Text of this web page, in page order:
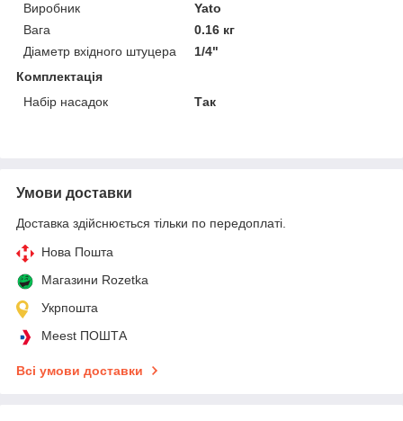
Виробник
Yato
Вага
0.16 кг
Діаметр вхідного штуцера
1/4"
Комплектація
Набір насадок
Так
Умови доставки
Доставка здійснюється тільки по передоплаті.
Нова Пошта
Магазини Rozetka
Укрпошта
Meest ПОШТА
Всі умови доставки